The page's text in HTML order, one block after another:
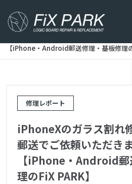
ホーム/ 修理レポート/
iPhoneXのガラス割れ修理を徳島から
【iPhone・Android郵送修理・基板修理
修理レポート
iPhoneXのガラス割れ
郵送でご依頼いただき
【iPhone・Android郵
理のFiX PARK】